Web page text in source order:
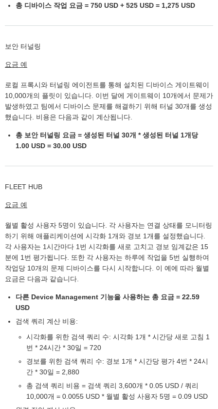
총 디바이스 작업 요금 = 750 USD + 525 USD = 1,275 USD
보안 터널링
요금 예
로컬 프록시와 터널링 에이전트를 통해 설치된 디바이스 게이트웨이
10,000개의 플릿이 있습니다. 이번 달에 게이트웨이 10개에서 문제가
발생하였고 팀에서 디바이스 문제를 해결하기 위해 터널 30개를 생성
했습니다. 비용은 다음과 같이 계산됩니다.
총 보안 터널링 요금 = 생성된 터널 30개 * 생성된 터널 1개당
1.00 USD = 30.00 USD
FLEET HUB
요금 예
월별 활성 사용자 5명이 있습니다. 각 사용자는 연결 상태를 모니터링
하기 위해 애플리케이션에 시각화 1개와 경보 1개를 설정했습니다.
각 사용자는 1시간마다 1번 시각화를 새로 고치고 경보 임계값은 15
분에 1번 평가됩니다. 또한 각 사용자는 하루에 작업을 5번 실행하여
작업당 10개의 문제 디바이스를 다시 시작합니다. 이 예에 따라 월별
요금은 다음과 같습니다.
다른 Device Management 기능을 사용하는 총 요금 = 22.59
USD
검색 쿼리 계산 비용:
시각화를 위한 검색 쿼리 수: 시각화 1개 * 시간당 새로 고침 1
번 * 24시간 * 30일 = 720
경보를 위한 검색 쿼리 수: 경보 1개 * 시간당 평가 4번 * 24시
간 * 30일 = 2,880
총 검색 쿼리 비용 = 검색 쿼리 3,600개 * 0.05 USD / 쿼리
10,000개 = 0.0055 USD * 월별 활성 사용자 5명 = 0.09 USD